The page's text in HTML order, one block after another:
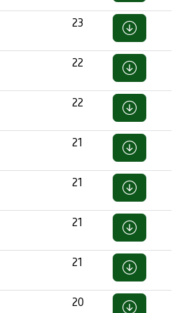
23
22
22
21
21
21
21
20